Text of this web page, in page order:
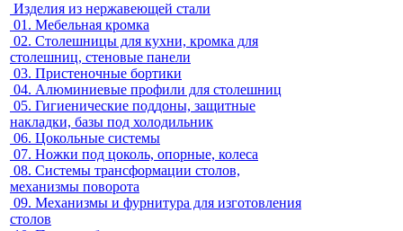
Изделия из нержавеющей стали
01. Мебельная кромка
02. Столешницы для кухни, кромка для
столешниц, стеновые панели
03. Пристеночные бортики
04. Алюминиевые профили для столешниц
05. Гигиенические поддоны, защитные
накладки, базы под холодильник
06. Цокольные системы
07. Ножки под цоколь, опорные, колеса
08. Системы трансформации столов,
механизмы поворота
09. Механизмы и фурнитура для изготовления
столов